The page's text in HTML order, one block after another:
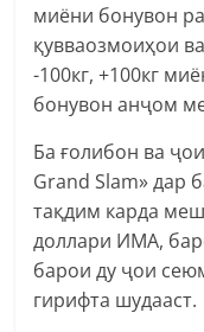
миёни бонувон
қувваозмоиҳои
-100кг, +100кг
бонувон анҷом
Ба ғолибон ва
Grand Slam» дар
тақдим карда
доллари ИМА,
барои ду ҷои
гирифта шудааст.